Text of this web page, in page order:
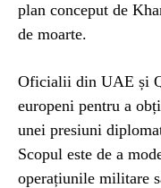
plan conceput de
de moarte.
Oficialii din UAE și
europeni pentru a
unei presiuni
Scopul este de a
operațiunile militare